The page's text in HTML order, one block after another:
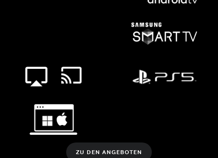
ZU DEN ANGEBOTEN